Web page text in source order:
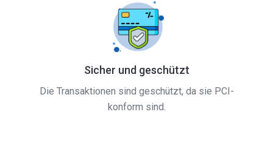
Sicher und geschützt
Die Transaktionen sind geschützt, da sie PCI-
konform sind.